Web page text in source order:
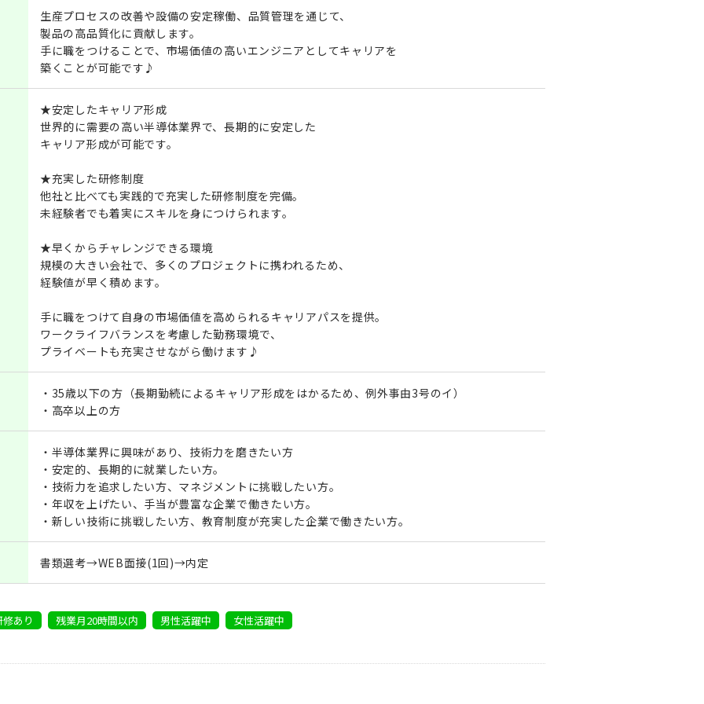
生産プロセスの改善や設備の安定稼働、品質管理を通じて、
製品の高品質化に貢献します。
手に職をつけることで、市場価値の高いエンジニアとしてキャリアを
築くことが可能です♪
★安定したキャリア形成
世界的に需要の高い半導体業界で、長期的に安定した
キャリア形成が可能です。
★充実した研修制度
他社と比べても実践的で充実した研修制度を完備。
未経験者でも着実にスキルを身につけられます。
★早くからチャレンジできる環境
規模の大きい会社で、多くのプロジェクトに携われるため、
経験値が早く積めます。
手に職をつけて自身の市場価値を高められるキャリアパスを提供。
ワークライフバランスを考慮した勤務環境で、
プライベートも充実させながら働けます♪
・35歳以下の方（長期勤続によるキャリア形成をはかるため、例外事由3号のイ）
・高卒以上の方
・半導体業界に興味があり、技術力を磨きたい方
・安定的、長期的に就業したい方。
・技術力を追求したい方、マネジメントに挑戦したい方。
・年収を上げたい、手当が豊富な企業で働きたい方。
・新しい技術に挑戦したい方、教育制度が充実した企業で働きたい方。
書類選考→WEB面接(1回)→内定
修あり 残業月20時間以内 男性活躍中 女性活躍中